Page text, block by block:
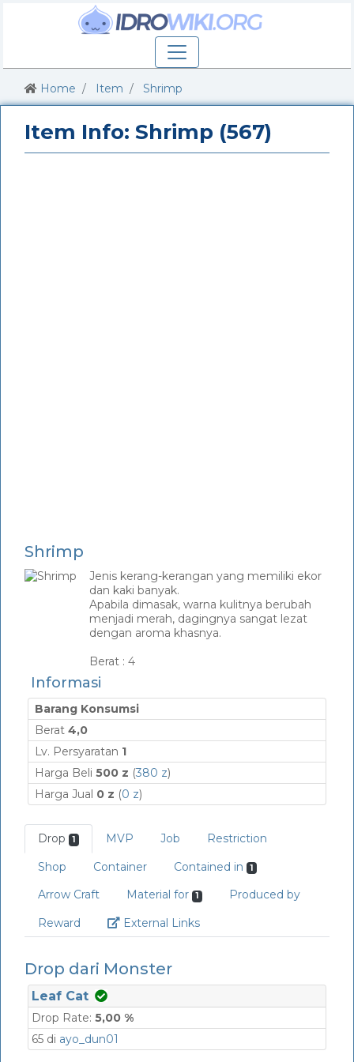
Home Item Shrimp
Item Info: Shrimp (567)
Shrimp
Jenis kerang-kerangan yang memiliki ekor
dan kaki banyak.
Apabila dimasak, warna kulitnya berubah
menjadi merah, dagingnya sangat lezat
dengan aroma khasnya.
Berat : 4
Informasi
Barang Konsumsi
Berat 4,0
Lv. Persyaratan 1
Harga Beli 500 z (380 z)
Harga Jual 0 z (0 z)
Drop 1 MVP Job
Restriction
Shop
Container Contained in 1
Arrow Craft Material for 1
Produced by
Reward
External LinksLink
Drop dari Monster
Leaf Cat
Drop Rate: 5,00 %
65 di ayo_dun01